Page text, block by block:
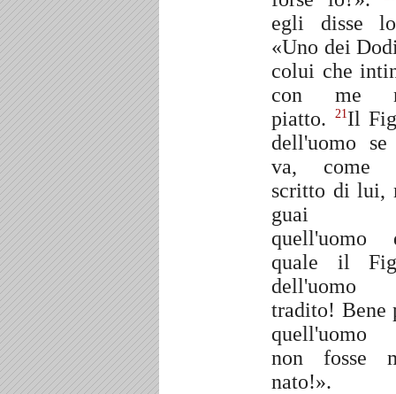
egli disse
«Uno dei
colui che
con me
piatto.
21Il
dell'uomo se
va, come
scritto di lui,
guai
quell'uomo
quale il
tradito! Bene
quell'uomo
non fosse
nato!».